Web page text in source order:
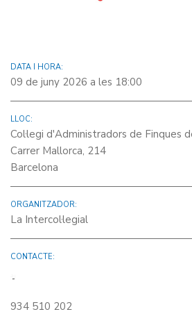
DATA I HORA:
09 de juny 2026 a les 18:00
LLOC:
Col·legi d'Administradors de Finques
Carrer Mallorca, 214
Barcelona
ORGANITZADOR:
La Intercol·legial
CONTACTE:
934 510 202